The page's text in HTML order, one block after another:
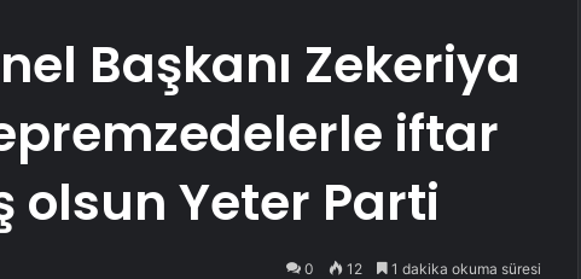
Başkanı Zekeriya
iftar
olsun Yeter Parti
0 12 1 dakika okuma süresi